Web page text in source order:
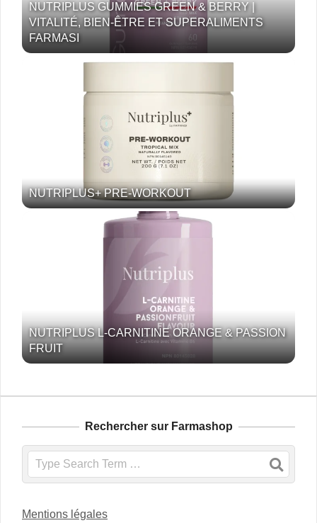
NUTRIPLUS GUMMIES GREEN & BERRY |
VITALITÉ, BIEN-ÊTRE ET SUPERALIMENTS
FARMASI
NUTRIPLUS+ PRE-WORKOUT
NUTRIPLUS L-CARNITINE ORANGE & PASSION
FRUIT
Rechercher sur Farmashop
Search
Mentions légales